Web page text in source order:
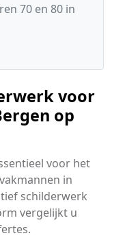
70 en 80 in
voor
op
voor het
in
schilderwerk
vergelijkt u